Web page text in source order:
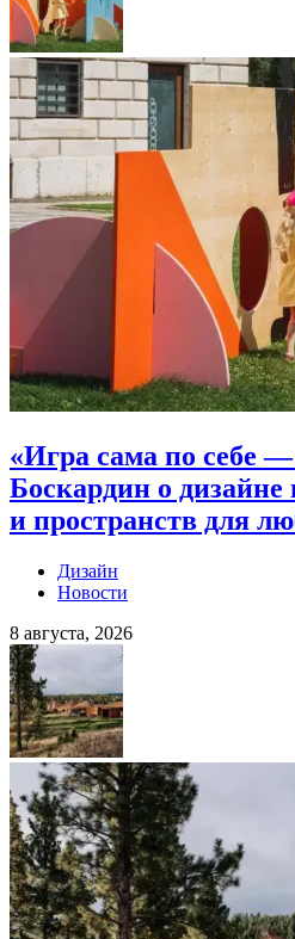
«Игра сама по себе
Боскардин о дизайне
и пространств для
Дизайн
Новости
8 августа, 2026